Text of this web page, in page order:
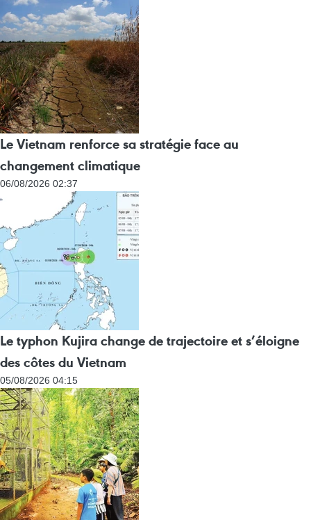
Le Vietnam renforce sa stratégie face au
changement climatique
06/08/2026 02:37
Le typhon Kujira change de trajectoire et s’éloigne
des côtes du Vietnam
05/08/2026 04:15